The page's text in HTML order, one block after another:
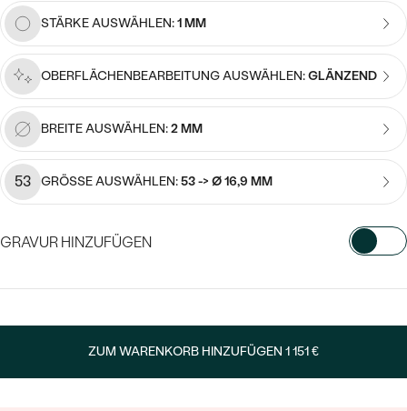
NACH DER FARBE
NACH DER FORM
MASSGEFERTIGTER
DIAMANTEN
Ohrrinnge
ANSEHEN
Personalisierte
Halsketten
Meistverkaufte
Ringe
STÄRKE AUSWÄHLEN:1 MM
OBERFLÄCHENBEARBEITUNG AUSWÄHLEN:GLÄNZEND
BREITE AUSWÄHLEN:2 MM
53 GRÖSSE AUSWÄHLEN:53 -> Ø 16,9 MM
GRAVUR HINZUFÜGEN
ZUM WARENKORB HINZUFÜGEN 1 151 €